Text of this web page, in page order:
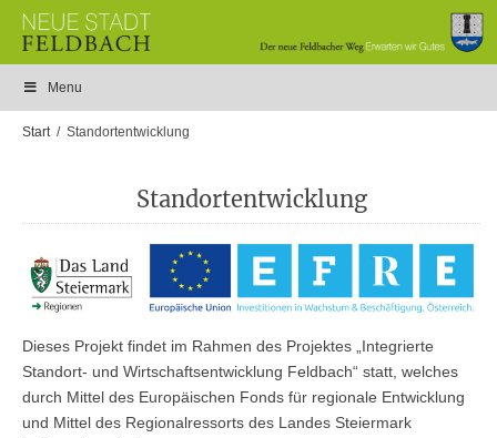
Menu
Start Standortentwicklung
Standortentwicklung
Dieses Projekt findet im Rahmen des Projektes „Integrierte
Standort- und Wirtschaftsentwicklung Feldbach“ statt, welches
durch Mittel des Europäischen Fonds für regionale Entwicklung
und Mittel des Regionalressorts des Landes Steiermark